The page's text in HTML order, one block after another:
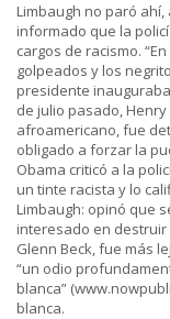
Limbaugh no paró
informado que la
cargos de racismo.
golpeados y los
presidente inauguraba
de julio pasado,
afroamericano, fue
obligado a forzar la
Obama criticó a la
un tinte racista y lo
Limbaugh: opinó que
interesado en destruir
Glenn Beck, fue más
“un odio
blanca”
blanca.